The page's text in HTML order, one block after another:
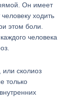
Он имеет
ходить
этом боли.
человека
или сколиоз
только